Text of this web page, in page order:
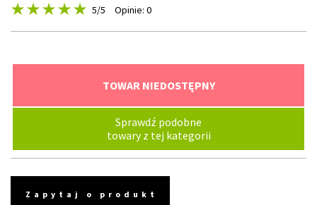
5/5 Opinie: 0
TOWAR NIEDOSTĘPNY
Sprawdź podobne
towary z tej kategorii
Zapytaj o produkt